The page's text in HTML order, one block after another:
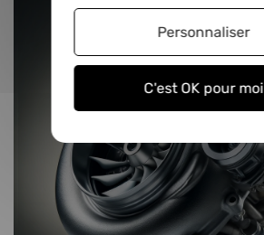
C'est OK pour moi
Personnaliser